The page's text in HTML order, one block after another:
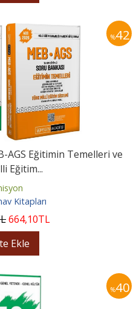
%42
AGS Eğitimin Temelleri ve
Eğitim...
Kitapları
664,10TL
Ekle
%40